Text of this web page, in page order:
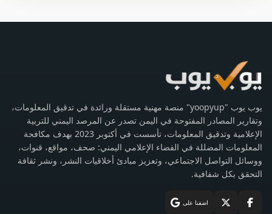
يوب يوب "yoopyup" منصة مهنية مستقلة ورائدة في تدقيق المعلومات،
وتقارير المصادر المفتوحة في اليمن تصدر عن المرصد اليمني للتربية
الإعلامية وتدقيق المعلومات، تأسست في أكتوبر 2023 بهدف مكافحة
المعلومات المضللة في الفضاء الإعلامي اليمني: صحف، مواقع، قنوات،
ووسائل التواصل الاجتماعي، وتعزيز مبادئ أخلاقيات النشر، ونشر ثقافة
التحقق بكل شفافية.
اضفنا على